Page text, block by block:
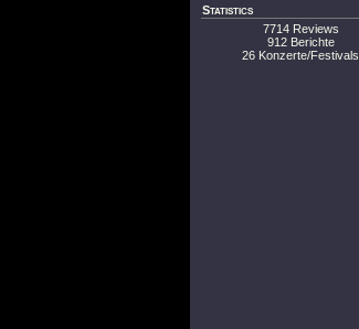
Statistics
7714 Reviews
912 Berichte
26 Konzerte/Festivals